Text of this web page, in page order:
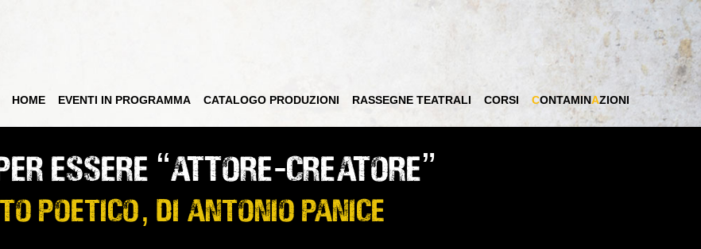
HOME EVENTI IN PROGRAMMA CATALOGO PRODUZIONI RASSEGNE TEATRALI CORSI CONTAMINAZIONI
essere “attore-creatore”
poetico, di Antonio panice